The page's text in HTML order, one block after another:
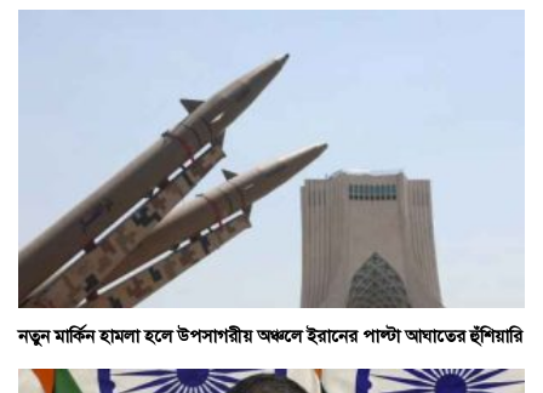
নতুন মার্কিন হামলা হলে উপসাগরীয় অঞ্চলে ইরানের পাল্টা আঘাতের হুঁশিয়ারি